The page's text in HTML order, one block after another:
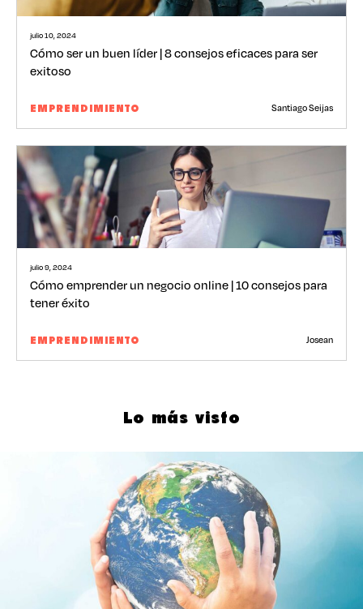
julio 10, 2024
Cómo ser un buen líder | 8 consejos eficaces para ser
exitoso
EMPRENDIMIENTO Santiago Seijas
julio 9, 2024
Cómo emprender un negocio online | 10 consejos para
tener éxito
EMPRENDIMIENTO Josean
Lo más visto